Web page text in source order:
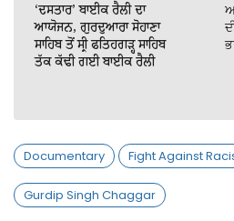
‘ਦਸਤਾਰ’ ਬਾਈਕ ਰੈਲੀ ਦਾ
ਆਯੋਜਨ, ਗੁਰਦੁਆਰਾ ਸੋਹਾਣਾ
ਸਾਹਿਬ ਤੋਂ ਸ੍ਰੀ ਫਤਿਹਗੜ੍ਹ ਸਾਹਿਬ
ਤੱਕ ਕੱਢੀ ਗਈ ਬਾਈਕ ਰੈਲੀ
Documentary Fight Against
Gurdip Singh Chaggar